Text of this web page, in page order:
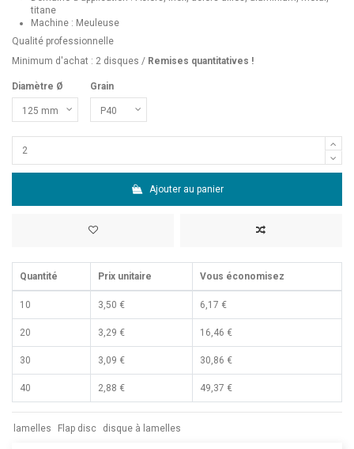
titane
Machine : Meuleuse
Qualité professionnelle
Minimum d'achat : 2 disques / Remises quantitatives !
Diamètre Ø Grain
Ajouter au panier
Quantité Prix unitaire Vous économisez
10 3,50 € 6,17 €
20 3,29 € 16,46 €
30 3,09 € 30,86 €
40 2,88 € 49,37 €
lamelles Flap disc disque à lamelles